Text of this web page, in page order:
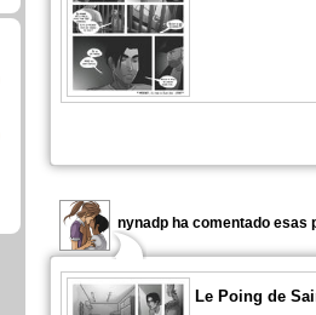
nynadp ha comentado esas
Le Poing de